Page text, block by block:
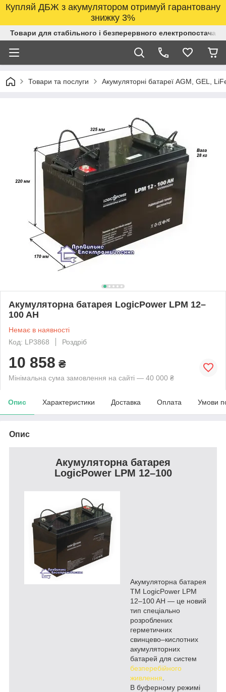
Купляй ДБЖ з акумулятором отримуй гарантовану
знижку 3%
Товари для стабільного і безперервного
Товари та послуги Акумуляторні батареї AGM, GEL,
Акумуляторна батарея LogicPower LPM 12–
100 AH
Немає в наявності
Код: LP3868
Роздріб
10 858 ₴
Мінімальна сума замовлення на сайті — 40 000 ₴
Опис Характеристики Доставка Оплата Умови
Опис
Акумуляторна батарея
LogicPower LPM 12–100
Акумуляторна батарея
ТМ LogicPower LPM
12–100 AH ― це новий
тип спеціально
розроблених
герметичних
свинцево–кислотних
акумуляторних
батарей для систем
безперебійного
живлення
В буферному режимі